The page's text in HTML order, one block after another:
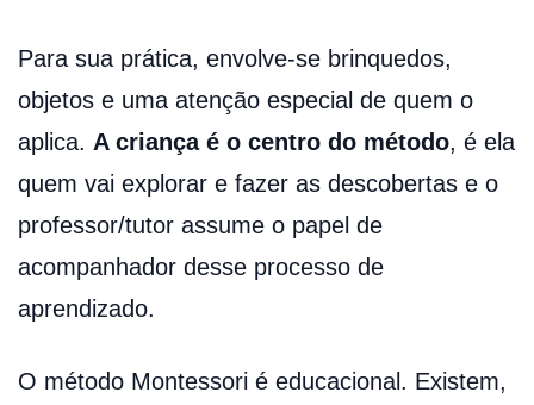
Para sua prática, envolve-se brinquedos,
objetos e uma atenção especial de quem o
aplica. A criança é o centro do método, é ela
quem vai explorar e fazer as descobertas e o
professor/tutor assume o papel de
acompanhador desse processo de
aprendizado.
O método Montessori é educacional. Existem,